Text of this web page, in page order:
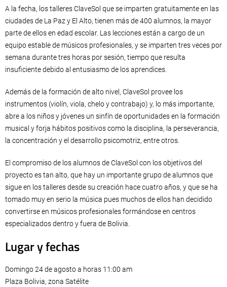
A la fecha, los talleres ClaveSol que se imparten gratuitamente en las
ciudades de La Paz y El Alto, tienen más de 400 alumnos, la mayor
parte de ellos en edad escolar. Las lecciones están a cargo de un
equipo estable de músicos profesionales, y se imparten tres veces por
semana durante tres horas por sesión, tiempo que resulta
insuficiente debido al entusiasmo de los aprendices.
Además de la formación de alto nivel, ClaveSol provee los
instrumentos (violín, viola, chelo y contrabajo) y, lo más importante,
abre a los niños y jóvenes un sinfín de oportunidades en la formación
musical y forja hábitos positivos como la disciplina, la perseverancia,
la concentración y el desarrollo psicomotriz, entre otros.
El compromiso de los alumnos de ClaveSol con los objetivos del
proyecto es tan alto, que hay un importante grupo de alumnos que
sigue en los talleres desde su creación hace cuatro años, y que se ha
tomado muy en serio la música pues muchos de ellos han decidido
convertirse en músicos profesionales formándose en centros
especializados dentro y fuera de Bolivia.
Lugar y fechas
Domingo 24 de agosto a horas 11:00 am
Plaza Bolivia, zona Satélite